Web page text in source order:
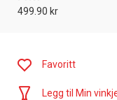
499.90 kr
Favoritt
Legg til Min